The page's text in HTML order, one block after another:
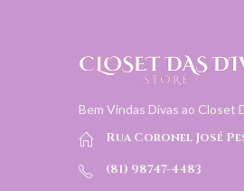
Bem Vindas Divas ao Closet
Rua Coronel José
(81) 98747-4483